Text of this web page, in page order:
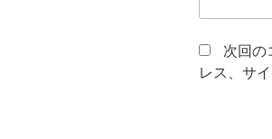
次回の
レス、サ